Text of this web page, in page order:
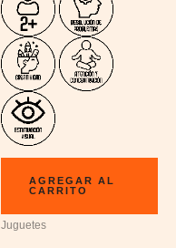
AGREGAR AL
CARRITO
Juguetes